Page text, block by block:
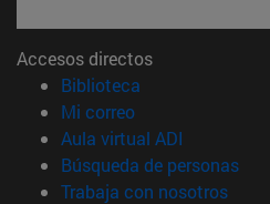
Accesos directos
Biblioteca
Mi correo(abre en nueva
Aula virtual ADI
Búsqueda de personas
Trabaja con nosotros